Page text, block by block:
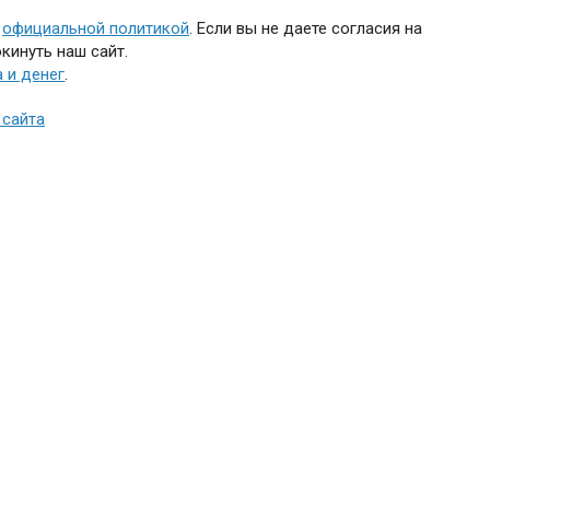
официальной политикой. Если вы не даете согласия на
наш сайт.
и денег.